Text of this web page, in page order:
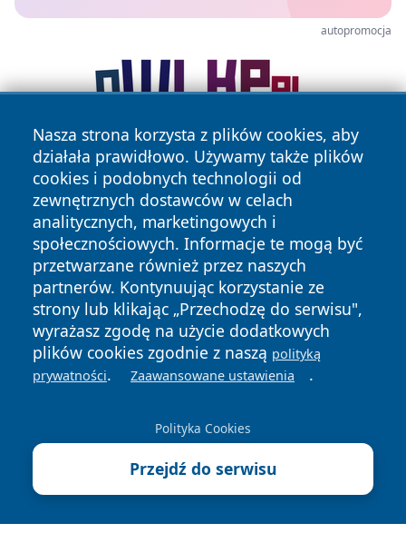
autopromocja
Nasza strona korzysta z plików cookies, aby
działała prawidłowo. Używamy także plików
cookies i podobnych technologii od
zewnętrznych dostawców w celach
analitycznych, marketingowych i
społecznościowych. Informacje te mogą być
przetwarzane również przez naszych
partnerów. Kontynuując korzystanie ze
strony lub klikając „Przechodzę do serwisu",
wyrażasz zgodę na użycie dodatkowych
plików cookies zgodnie z naszą polityką
prywatności. Zaawansowane ustawienia .
Polityka Cookies
Przejdź do serwisu
Copyright © 2026 cieszynonline.pl Wszystkie prawa
zastrzeżone.
News Autorzy
Polityka
Prywatności
Polityka
Cookies